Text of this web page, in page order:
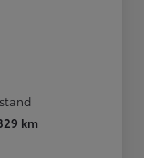
km